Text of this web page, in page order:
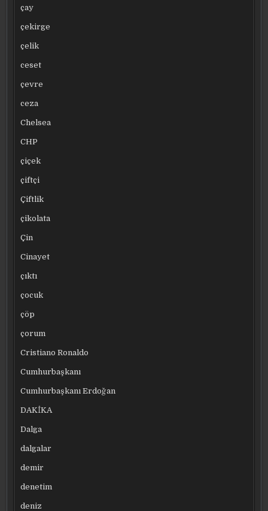
çay
çekirge
çelik
ceset
çevre
ceza
Chelsea
CHP
çiçek
çiftçi
Çiftlik
çikolata
Çin
Cinayet
çıktı
çocuk
çöp
çorum
Cristiano Ronaldo
Cumhurbaşkanı
Cumhurbaşkanı Erdoğan
DAKİKA
Dalga
dalgalar
demir
denetim
deniz